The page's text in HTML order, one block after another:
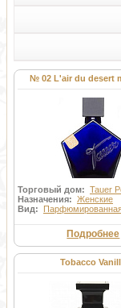
№ 02 L'air du desert
Торговый дом: Tauer
Назначения: Женские
Вид:
Подробнее
Tobacco